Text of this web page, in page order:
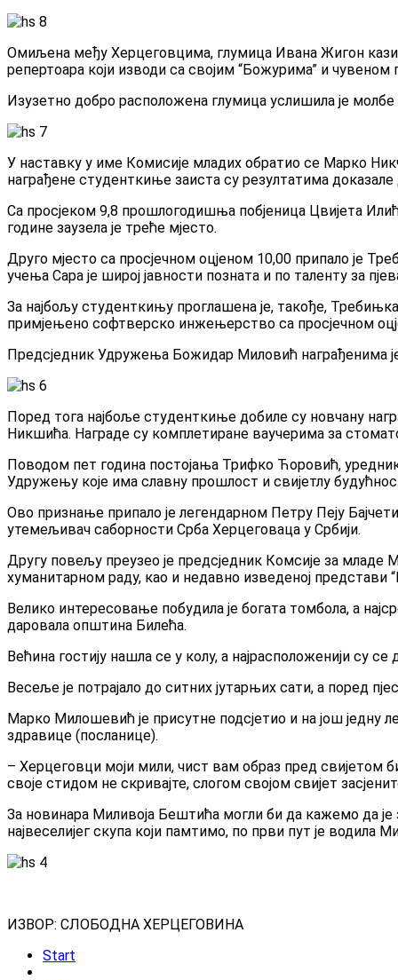
Омиљена међу Херцеговцима, глумица Ивана Жигон
репертоара који изводи са својим “Божурима” и
Изузетно добро расположена глумица услишила је
У наставку у име Комисије младих обратио се Марко
награђене студенткиње заиста су резултатима
Са просјеком 9,8 прошлогодишња побјеница Цвијета
године заузела је треће мјесто.
Друго мјесто са просјечном оцјеном 10,00 припало је
учења Сара је широј јавности позната и по таленту за
За најбољу студенткињу проглашена је, такође,
примјењено софтверско инжењерство са просјечном
Предсједник Удружења Божидар Миловић награђенима
Поред тога најбоље студенткиње добиле су новчану
Никшића. Награде су комплетиране ваучерима за
Поводом пет година постојања Трифко Ћоровић,
Удружењу које има славну прошлост и свијетлу
Ово признање припало је легендарном Петру Пеју
утемељивач саборности Срба Херцеговаца у Србији.
Другу повељу преузео је предсједник Комсије за
хуманитарном раду, као и недавно изведеној представи
Велико интересовање побудила је богата томбола, а
даровала општина Билећа.
Већина гостију нашла се у колу, а најрасположенији су
Весеље је потрајало до ситних јутарњих сати, а поред
Марко Милошевић је присутне подсјетио и на још једну
здравице (посланице).
– Херцеговци моји мили, чист вам образ пред свијетом
своје стидом не скривајте, слогом својом свијет
За новинара Миливоја Бештића могли би да кажемо да
највеселијег скупа који памтимо, по први пут је водила
ИЗВОР: СЛОБОДНА ХЕРЦЕГОВИНА
Start